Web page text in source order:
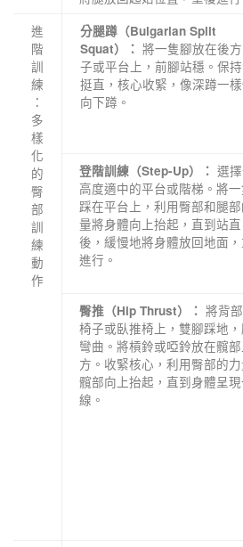
進
階
訓
練
：
多
樣
化
的
臀
部
訓
練
動
作
分腿蹲（Bulgarian Split
Squat）： 將一隻腳放在後
子或平台上，前腳站穩。保
挺直，核心收緊，像深蹲一
向下蹲。
登階訓練（Step-Up）： 選
高度適中的平台或階梯。將
踩在平台上，利用臀部和腿
量將身體向上抬起，直到站
後，緩慢地將身體放回地面
進行。
臀推（Hip Thrust）： 將背
椅子或臥推椅上，雙腳踩地
彎曲。將槓鈴或啞鈴放在髖部
方。收緊核心，利用臀部的
髖部向上抬起，直到身體呈
線。